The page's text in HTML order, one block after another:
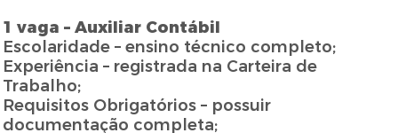
1 vaga – Auxiliar Contábil
Escolaridade – ensino técnico completo;
Experiência – registrada na Carteira de
Trabalho;
Requisitos Obrigatórios – possuir
documentação completa;